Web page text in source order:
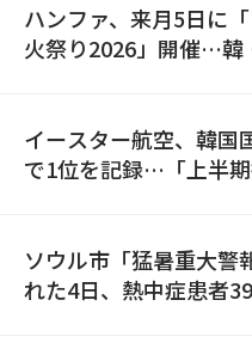
ハンファ、来月5日に
火祭り2026」開催…韓
イースター航空、韓国
で1位を記録…「上半期
ソウル市「猛暑重大警
れた4日、熱中症患者